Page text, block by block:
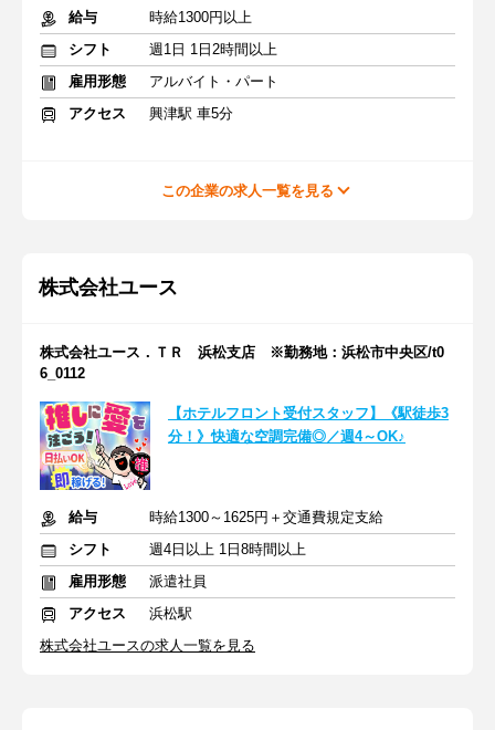
給与
時給1300円以上
シフト
週1日 1日2時間以上
雇用形態
アルバイト・パート
アクセス
興津駅 車5分
この企業の求人一覧を見る
株式会社ユース
株式会社ユース．ＴＲ 浜松支店 ※勤務地：浜松市中央区/t0
6_0112
【ホテルフロント受付スタッフ】《駅徒歩3
分！》快適な空調完備◎／週4～OK♪
給与
時給1300～1625円＋交通費規定支給
シフト
週4日以上 1日8時間以上
雇用形態
派遣社員
アクセス
浜松駅
株式会社ユースの求人一覧を見る